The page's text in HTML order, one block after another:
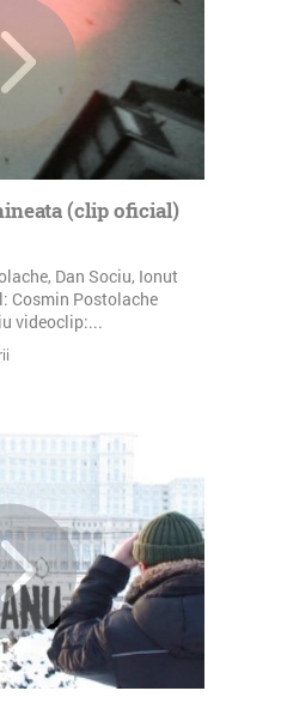
(clip oficial)
Dan Sociu, Ionut
Cosmin Postolache
videoclip:...